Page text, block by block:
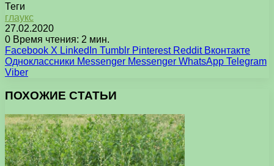
Теги
глаукс
27.02.2020
0 Время чтения: 2 мин.
Facebook X LinkedIn Tumblr Pinterest Reddit Вконтакте
Одноклассники Messenger Messenger WhatsApp Telegram
Viber
ПОХОЖИЕ СТАТЬИ